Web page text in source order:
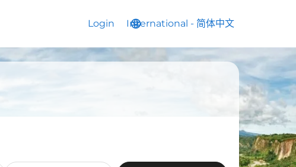
Login language
International - 简体中文
keyboard_arrow_down